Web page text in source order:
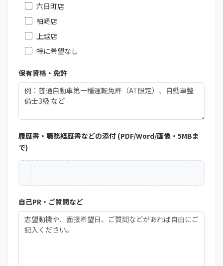
六日町店
柏崎店
上越店
特に希望なし
保有資格・免許
履歴書・職務経歴書などの添付 (PDF/Word/画像・5MBま
で)
自己PR・ご質問など